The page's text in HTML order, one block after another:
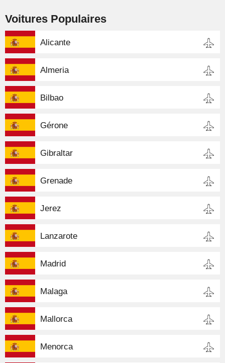
Voitures Populaires
Alicante
Almeria
Bilbao
Gérone
Gibraltar
Grenade
Jerez
Lanzarote
Madrid
Malaga
Mallorca
Menorca